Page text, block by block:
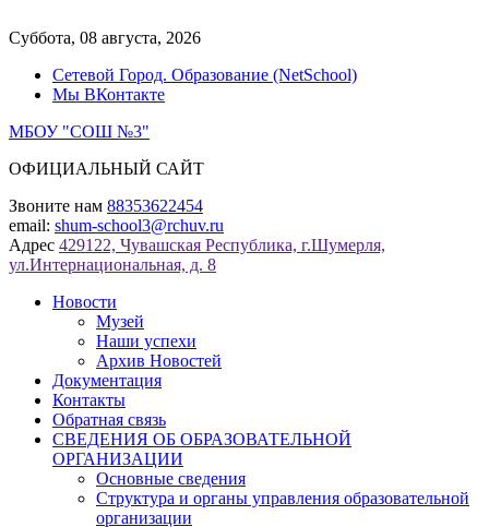
к
Суббота, 08 августа, 2026
Сетевой Город. Образование (NetSchool)
Мы ВКонтакте
МБОУ "СОШ №3"
ОФИЦИАЛЬНЫЙ САЙТ
Звоните нам 88353622454
email: shum-school3@rchuv.ru
Адрес 429122, Чувашская Республика, г.Шумерля,
ул.Интернациональная, д. 8
Новости
Музей
Наши успехи
Архив Новостей
Документация
Контакты
Обратная связь
СВЕДЕНИЯ ОБ ОБРАЗОВАТЕЛЬНОЙ
ОРГАНИЗАЦИИ
Основные сведения
Структура и органы управления образовательной
организации